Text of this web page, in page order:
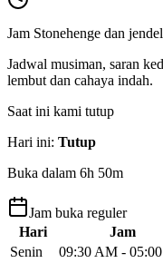
Jam Stonehenge dan
Jadwal musiman, saran
lembut dan cahaya indah.
Saat ini kami tutup
Hari ini: Tutup
Buka dalam 6h 50m
Jam buka reguler
Hari
Jam
Senin
09:30 AM -